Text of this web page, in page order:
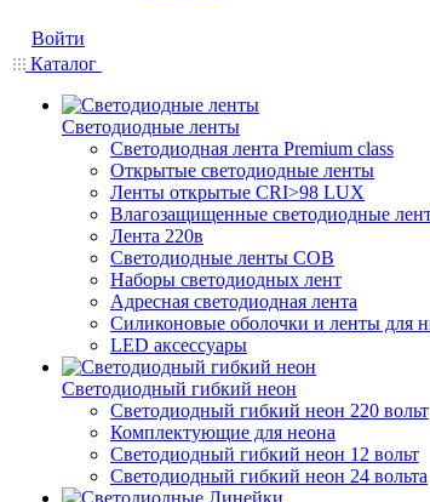
Войти
Каталог
Светодиодные ленты
Светодиодная лента Premium class
Открытые светодиодные ленты
Ленты открытые CRI>98 LUX
Влагозащищенные светодиодные
Лента 220в
Светодиодные ленты COB
Наборы светодиодных лент
Адресная светодиодная лента
Силиконовые оболочки и ленты для
LED аксессуары
Светодиодный гибкий неон
Светодиодный гибкий неон 220 вольт
Комплектующие для неона
Светодиодный гибкий неон 12 вольт
Светодиодный гибкий неон 24 вольта